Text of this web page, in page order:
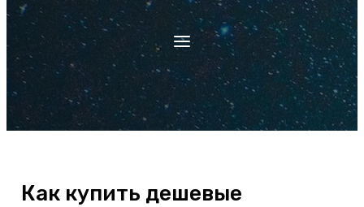
Как купить дешевые